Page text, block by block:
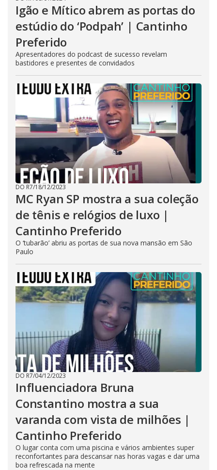
Igão e Mítico abrem as portas do
estúdio do ‘Podpah’ | Cantinho
Preferido
Apresentadores do podcast de sucesso revelam
bastidores e presentes de convidados
DO R7/18/12/2023
MC Ryan SP mostra a sua coleção
de tênis e relógios de luxo |
Cantinho Preferido
O ‘tubarão’ abriu as portas de sua nova mansão em São
Paulo
DO R7/04/12/2023
Influenciadora Bruna
Constantino mostra a sua
varanda com vista de milhões |
Cantinho Preferido
O lugar conta com uma piscina e vários ambientes super
reconfortantes para descansar nas horas vagas e dar uma
boa refrescada na mente